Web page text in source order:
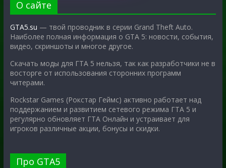
О сайте
GTA5.su — твой проводник в серии Grand Theft Auto.
Наиболее полная информация о GTA 5: новости, события,
видео, скриншоты и многое другое.
Скачать моды для ГТА 5 нельзя, так как разработчики не в
восторге от использования сторонних программ
читерами.
Rockstar Games (Рокстар Геймс) активно работает над
поддержанием и развитием сетевого режима ГТА 5 и
регулярно обновляет ГТА Онлайн и устраивает для
игроков различные акции, бонусы и скидки.
Про GTA5